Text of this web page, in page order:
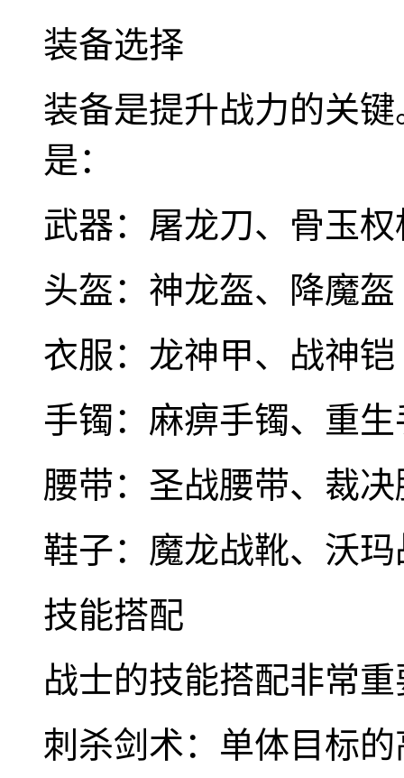
装备选择
装备是提升战力的关
是：
武器：屠龙刀、骨玉权
头盔：神龙盔、降魔盔
衣服：龙神甲、战神铠
手镯：麻痹手镯、重生
腰带：圣战腰带、裁决
鞋子：魔龙战靴、沃玛
技能搭配
战士的技能搭配非常
刺杀剑术：单体目标